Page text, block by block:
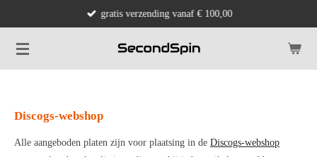
naar
de
gratis verzending vanaf € 100,00
Discogs-webshop
Alle aangeboden platen zijn voor plaatsing in de Discogs-webshop